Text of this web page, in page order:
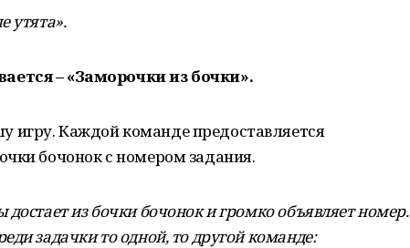
утята».
–«Заморочки из бочки».
игру. Каждой команде предоставляется
бочонок с номером задания.
из бочки бочонок и громко объявляет номер.
задачки то одной, то другой команде: